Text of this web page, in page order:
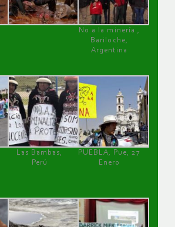
No a la minería ,
Bariloche,
Argentina
Las Bambas,
Perú
PUEBLA, Pue, 27
Enero